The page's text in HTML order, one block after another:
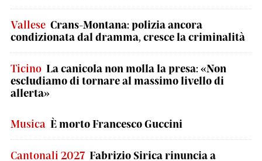
Vallese Crans-Montana: polizia ancora
condizionata dal dramma, cresce la criminalità
Ticino La canicola non molla la presa: «Non
escludiamo di tornare al massimo livello di
allerta»
Musica È morto Francesco Guccini
Cantonali 2027 Fabrizio Sirica rinuncia a